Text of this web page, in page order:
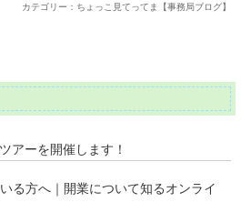
カテゴリー：ちょっこ見てってま【事務局ブログ】
アーを開催します！
る方へ｜開業について知るオンライ